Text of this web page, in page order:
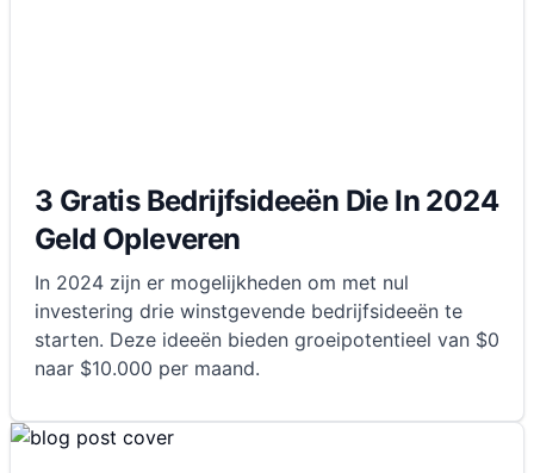
3 Gratis Bedrijfsideeën Die In 2024
Geld Opleveren
In 2024 zijn er mogelijkheden om met nul
investering drie winstgevende bedrijfsideeën te
starten. Deze ideeën bieden groeipotentieel van $0
naar $10.000 per maand.